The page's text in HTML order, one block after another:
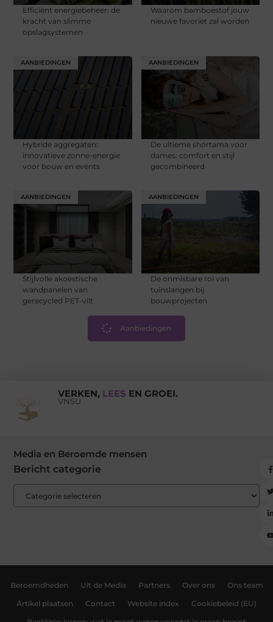
Efficiënt energiebeheer: de
kracht van slimme
opslagsystemen
Waarom bamboestof jouw
nieuwe favoriet zal worden
AANBIEDINGEN
Hybride aggregaten:
innovatieve zonne-energie
voor bouw en events
AANBIEDINGEN
De ultieme shortama voor
dames: comfort en stijl
gecombineerd
AANBIEDINGEN
Stijlvolle akoestische
wandpanelen van
gerecycled PET-vilt
AANBIEDINGEN
De onmisbare rol van
tuinslangen bij
bouwprojecten
Aanbiedingen
VERKEN, LEES EN GROEI.
VNSU
Media en Beroemde mensen
Bericht categorie
Beroemdheden Uit de Media Partners Over ons Ons team
Artikel plaatsen Contact Website index Cookiebeleid (EU)